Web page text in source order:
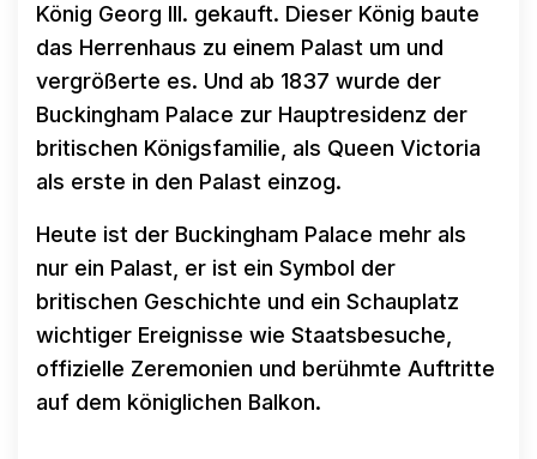
König Georg III. gekauft. Dieser König baute
das Herrenhaus zu einem Palast um und
vergrößerte es. Und ab 1837 wurde der
Buckingham Palace zur Hauptresidenz der
britischen Königsfamilie, als Queen Victoria
als erste in den Palast einzog.
Heute ist der Buckingham Palace mehr als
nur ein Palast, er ist ein Symbol der
britischen Geschichte und ein Schauplatz
wichtiger Ereignisse wie Staatsbesuche,
offizielle Zeremonien und berühmte Auftritte
auf dem königlichen Balkon.